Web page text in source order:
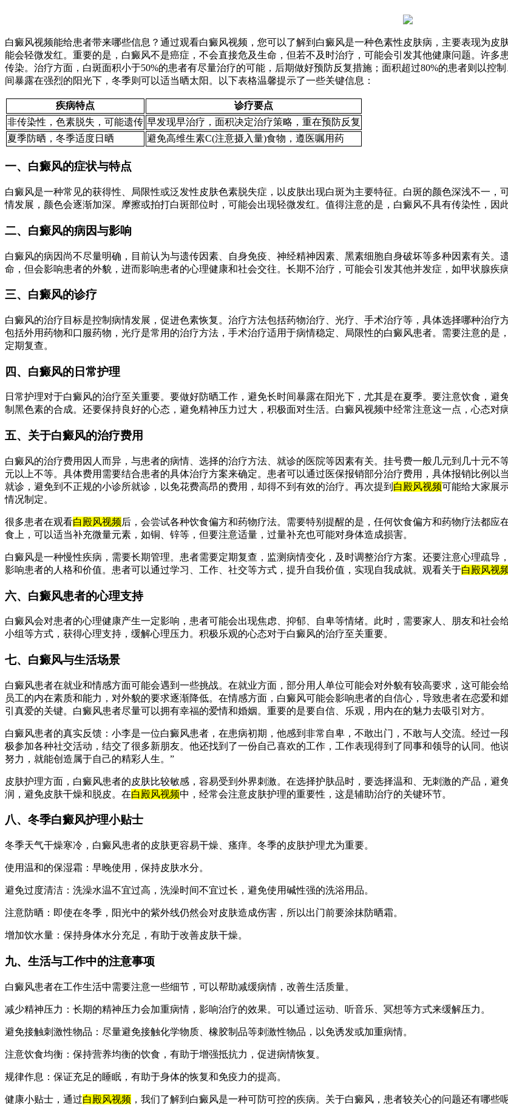
白癜风视频能给患者带来哪些信息？通过观看白癜风视频，您可以了解到白癜风是一种色素性皮肤病，主要表现为
能会轻微发红。重要的是，白癜风不是癌症，不会直接危及生命，但若不及时治疗，可能会引发其他健康问题。许多
传染。治疗方面，白斑面积小于50%的患者有尽量治疗的可能，后期做好预防反复措施；面积超过80%的患者则以控
间暴露在强烈的阳光下，冬季则可以适当晒太阳。以下表格温馨提示了一些关键信息：
疾病特点
诊疗要点
非传染性，色素脱失，可能遗传 早发现早治疗，面积决定治疗策略，重在预防反复
夏季防晒，冬季适度日晒
避免高维生素C(注意摄入量)食物，遵医嘱用药
一、白癜风的症状与特点
白癜风是一种常见的获得性、局限性或泛发性皮肤色素脱失症，以皮肤出现白斑为主要特征。白斑的颜色深浅不一
情发展，颜色会逐渐加深。摩擦或拍打白斑部位时，可能会出现轻微发红。值得注意的是，白癜风不具有传染性，因
二、白癜风的病因与影响
白癜风的病因尚不尽量明确，目前认为与遗传因素、自身免疫、神经精神因素、黑素细胞自身破坏等多种因素有关
命，但会影响患者的外貌，进而影响患者的心理健康和社会交往。长期不治疗，可能会引发其他并发症，如甲状腺疾
三、白癜风的诊疗
白癜风的治疗目标是控制病情发展，促进色素恢复。治疗方法包括药物治疗、光疗、手术治疗等，具体选择哪种治
包括外用药物和口服药物，光疗是常用的治疗方法，手术治疗适用于病情稳定、局限性的白癜风患者。需要注意的是
定期复查。
四、白癜风的日常护理
日常护理对于白癜风的治疗至关重要。要做好防晒工作，避免长时间暴露在阳光下，尤其是在夏季。要注意饮食，
制黑色素的合成。还要保持良好的心态，避免精神压力过大，积极面对生活。白癜风视频中经常注意这一点，心态对
五、关于白癜风的治疗费用
白癜风的治疗费用因人而异，与患者的病情、选择的治疗方法、就诊的医院等因素有关。挂号费一般几元到几十元
元以上不等。具体费用需要结合患者的具体治疗方案来确定。患者可以通过医保报销部分治疗费用，具体报销比例
就诊，避免到不正规的小诊所就诊，以免花费高昂的费用，却得不到有效的治疗。再次提到 白殿风视频可能给大家展
情况制定。
很多患者在观看白殿风视频后，会尝试各种饮食偏方和药物疗法。需要特别提醒的是，任何饮食偏方和药物疗法都
食上，可以适当补充微量元素，如铜、锌等，但要注意适量，过量补充也可能对身体造成损害。
白癜风是一种慢性疾病，需要长期管理。患者需要定期复查，监测病情变化，及时调整治疗方案。还要注意心理疏
影响患者的人格和价值。患者可以通过学习、工作、社交等方式，提升自我价值，实现自我成就。观看关于白殿风视
六、白癜风患者的心理支持
白癜风会对患者的心理健康产生一定影响，患者可能会出现焦虑、抑郁、自卑等情绪。此时，需要家人、朋友和社
小组等方式，获得心理支持，缓解心理压力。积极乐观的心态对于白癜风的治疗至关重要。
七、白癜风与生活场景
白癜风患者在就业和情感方面可能会遇到一些挑战。在就业方面，部分用人单位可能会对外貌有较高要求，这可能
员工的内在素质和能力，对外貌的要求逐渐降低。在情感方面，白癜风可能会影响患者的自信心，导致患者在恋爱
引真爱的关键。白癜风患者尽量可以拥有幸福的爱情和婚姻。重要的是要自信、乐观，用内在的魅力去吸引对方。
白癜风患者的真实反馈：小李是一位白癜风患者，在患病初期，他感到非常自卑，不敢出门，不敢与人交流。经过
极参加各种社交活动，结交了很多新朋友。他还找到了一份自己喜欢的工作，工作表现得到了同事和领导的认同。
努力，就能创造属于自己的精彩人生。”
皮肤护理方面，白癜风患者的皮肤比较敏感，容易受到外界刺激。在选择护肤品时，要选择温和、无刺激的产品，
润，避免皮肤干燥和脱皮。在白殿风视频中，经常会注意皮肤护理的重要性，这是辅助治疗的关键环节。
八、冬季白癜风护理小贴士
冬季天气干燥寒冷，白癜风患者的皮肤更容易干燥、瘙痒。冬季的皮肤护理尤为重要。
使用温和的保湿霜：早晚使用，保持皮肤水分。
避免过度清洁：洗澡水温不宜过高，洗澡时间不宜过长，避免使用碱性强的洗浴用品。
注意防晒：即使在冬季，阳光中的紫外线仍然会对皮肤造成伤害，所以出门前要涂抹防晒霜。
增加饮水量：保持身体水分充足，有助于改善皮肤干燥。
九、生活与工作中的注意事项
白癜风患者在工作生活中需要注意一些细节，可以帮助减缓病情，改善生活质量。
减少精神压力：长期的精神压力会加重病情，影响治疗的效果。可以通过运动、听音乐、冥想等方式来缓解压力。
避免接触刺激性物品：尽量避免接触化学物质、橡胶制品等刺激性物品，以免诱发或加重病情。
注意饮食均衡：保持营养均衡的饮食，有助于增强抵抗力，促进病情恢复。
规律作息：保证充足的睡眠，有助于身体的恢复和免疫力的提高。
健康小贴士，通过白殿风视频 ，我们了解到白癜风是一种可防可控的疾病。关于白癜风，患者较关心的问题还有哪些